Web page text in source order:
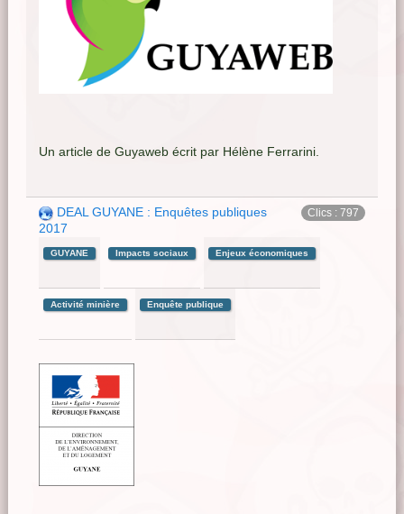
Un article de Guyaweb écrit par Hélène Ferrarini.
Clics : 797
DEAL GUYANE : Enquêtes publiques
2017
GUYANE Impacts sociaux Enjeux économiques
Activité minière Enquête publique